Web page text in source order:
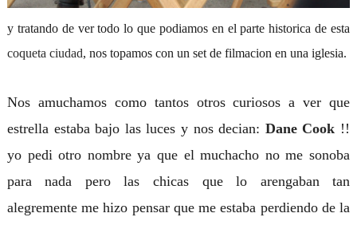
y tratando de ver todo lo que podiamos en el parte historica de esta
coqueta ciudad, nos topamos con un set de filmacion en una iglesia.
Nos amuchamos como tantos otros curiosos a ver que
estrella estaba bajo las luces y nos decian: Dane Cook !!
yo pedi otro nombre ya que el muchacho no me sonoba
para nada pero las chicas que lo arengaban tan
alegremente me hizo pensar que me estaba perdiendo de la